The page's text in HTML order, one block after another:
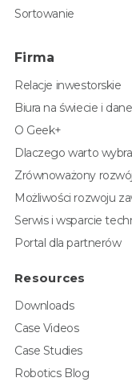
Sortowanie
Firma
Relacje inwestorskie
Biura na świecie i
O Geek+
Dlaczego warto
Zrównoważony rozwój
Możliwości rozwoju
Serwis i wsparcie
Portal dla partnerów
Resources
Downloads
Case Videos
Case Studies
Robotics Blog